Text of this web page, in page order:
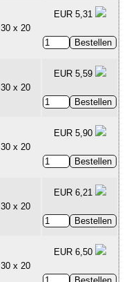
30 x 20
EUR 5,31
30 x 20
EUR 5,59
30 x 20
EUR 5,90
30 x 20
EUR 6,21
30 x 20
EUR 6,50